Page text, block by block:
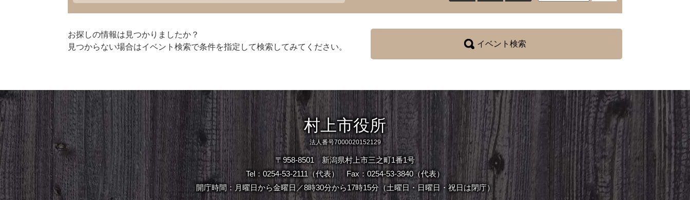
お探しの情報は見つかりましたか？
見つからない場合はイベント検索で条件を指定して検索してみてください。
イベント検索
村上市役所
法人番号7000020152129
〒958-8501 新潟県村上市三之町1番1号
Tel：0254-53-2111（代表）
Fax：0254-53-3840（代表）
開庁時間：月曜日から金曜日／8時30分から17時15分（土曜日・日曜日・祝日は閉庁）